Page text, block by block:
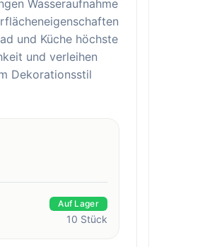
Wasseraufnahme
und Küche höchste
und verleihen
Dekorationsstil
Auf Lager
10 Stück